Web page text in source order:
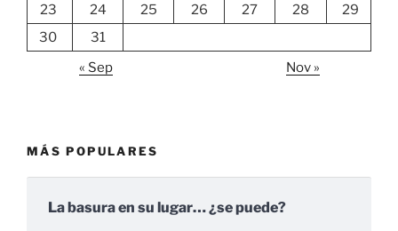
23
24 25 26 27 28
29
30
31
« Sep
Nov »
MÁS POPULARES
La basura en su lugar… ¿se puede?